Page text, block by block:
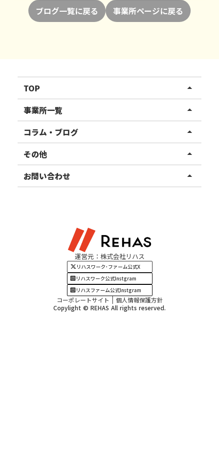
ブログ一覧に戻る 事業所ページに戻る
TOP arrow_drop_up
リハスワーク
リハスファーム
事業所一覧 arrow_drop_up
関東エリア
東北エリア
甲信越エリア
四国・九州エリア
コラム・ブログ arrow_drop_up
事業所ブログ
ご利用者様の声
その他 arrow_drop_up
お知らせ
お問い合わせ arrow_drop_up
運営元：株式会社リハス
リハスワーク･ファーム公式X
リハスワーク公式Instgram
リハスファーム公式Instgram
コーポレートサイト
個人情報保護方針
Copylight © REHAS All rights reserved.